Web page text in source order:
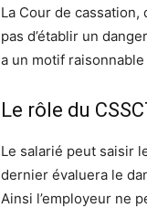
La Cour de
pas d’établir un
a un motif raisonnable
Le rôle du
Le salarié peut saisir
dernier évaluera le
Ainsi l’employeur ne